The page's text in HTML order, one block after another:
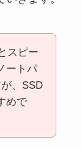
スピー
ートパ
、SSD
めで